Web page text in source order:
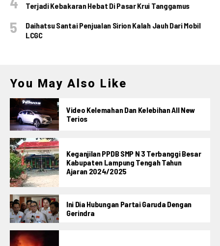
Terjadi Kebakaran Hebat Di Pasar Krui Tanggamus
Daihatsu Santai Penjualan Sirion Kalah Jauh Dari Mobil
LCGC
You May Also Like
Video Kelemahan Dan Kelebihan All New
Terios
Keganjilan PPDB SMP N 3 Terbanggi Besar
Kabupaten Lampung Tengah Tahun
Ajaran 2024/2025
Ini Dia Hubungan Partai Garuda Dengan
Gerindra